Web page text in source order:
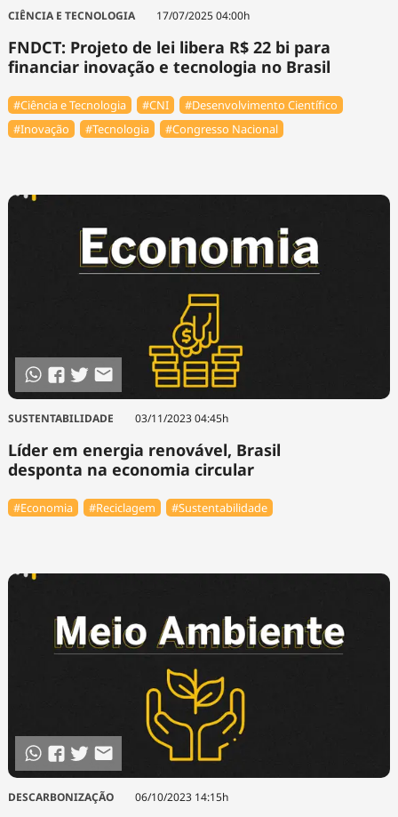
Cinema
Infraestrutura
Tempo
CIÊNCIA E TECNOLOGIA 17/07/2025 04:00h
FNDCT: Projeto de lei libera R$ 22 bi para
financiar inovação e tecnologia no Brasil
#Ciência e Tecnologia #CNI
#Desenvolvimento Científico
#Inovação
#Tecnologia #Congresso Nacional
SUSTENTABILIDADE 03/11/2023 04:45h
Líder em energia renovável, Brasil
desponta na economia circular
#Economia #Reciclagem #Sustentabilidade
DESCARBONIZAÇÃO 06/10/2023 14:15h